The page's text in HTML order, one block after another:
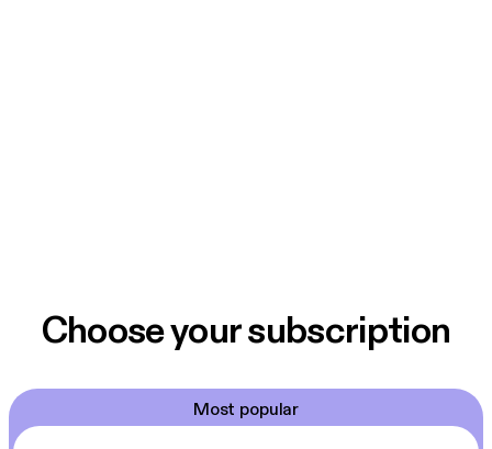
Choose your subscription
Most popular